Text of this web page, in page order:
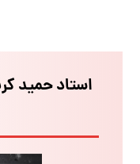
استاد حمید